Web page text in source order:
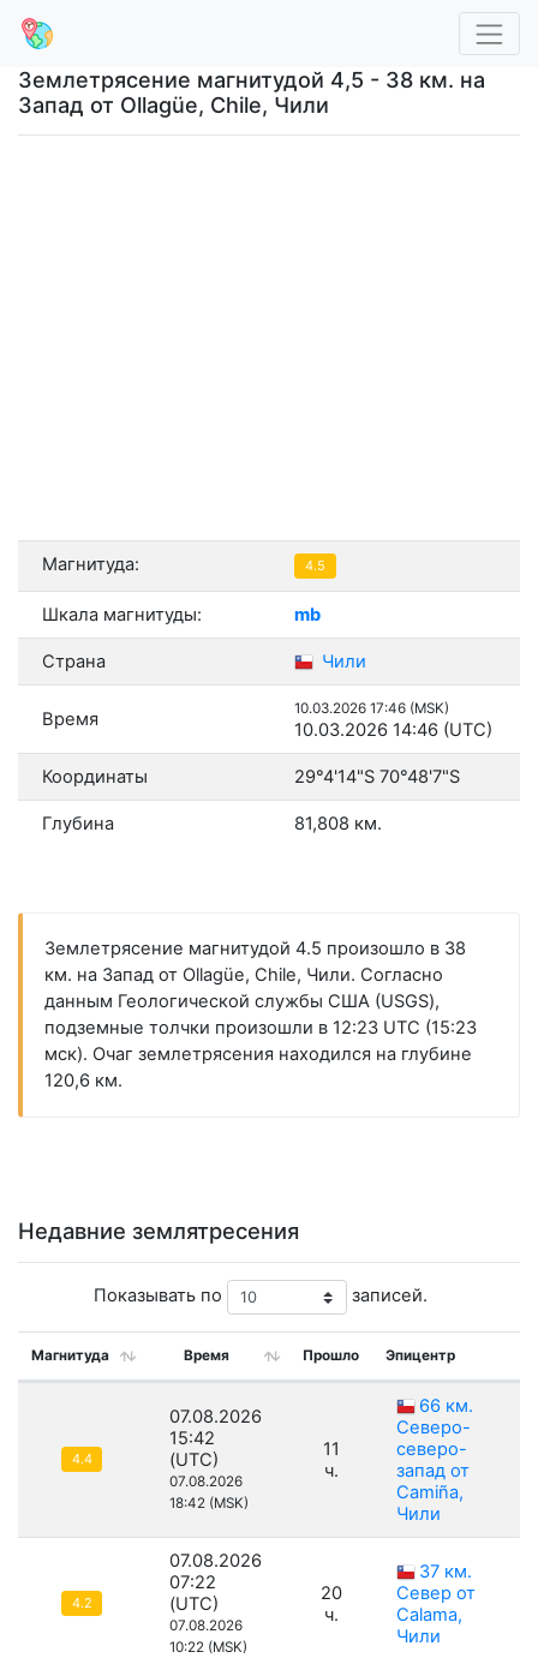
Землетрясение магнитудой 4,5 - 38 км. на
Запад от Ollagüe, Chile, Чили
Магнитуда: 4.5
Шкала магнитуды: mb
Страна Чили
Время 10.03.2026 17:46 (MSK)
10.03.2026 14:46 (UTC)
Координаты 29°4'14"S 70°48'7"S
Глубина 81,808 км.
Землетрясение магнитудой 4.5 произошло в 38
км. на Запад от Ollagüe, Chile, Чили. Согласно
данным Геологической службы США (USGS),
подземные толчки произошли в 12:23 UTC (15:23
мск). Очаг землетрясения находился на глубине
120,6 км.
Недавние землятресения
Показывать по записей.
Магнитуда Время Прошло Эпицентр
4.4
07.08.2026
15:42
(UTC)
07.08.2026
18:42 (MSK)
11
ч.
66 км.
Северо-
северо-
запад от
Camiña,
Чили
4.2
07.08.2026
07:22
(UTC)
07.08.2026
10:22 (MSK)
20
ч.
37 км.
Север от
Calama,
Чили